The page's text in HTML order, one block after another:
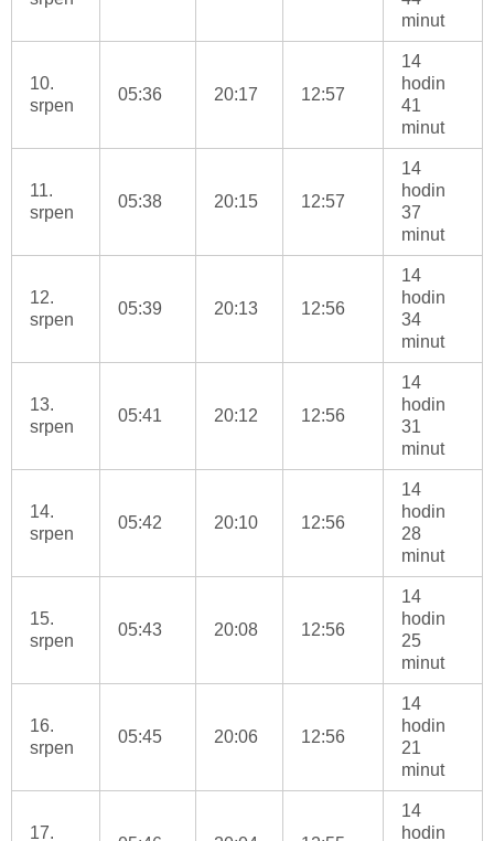
minut
10.
srpen
05:36 20:17 12:57
14
hodin
41
minut
11.
srpen
05:38 20:15 12:57
14
hodin
37
minut
12.
srpen
05:39 20:13 12:56
14
hodin
34
minut
13.
srpen
05:41 20:12 12:56
14
hodin
31
minut
14.
srpen
05:42 20:10 12:56
14
hodin
28
minut
15.
srpen
05:43 20:08 12:56
14
hodin
25
minut
16.
srpen
05:45 20:06 12:56
14
hodin
21
minut
17.
14
hodin